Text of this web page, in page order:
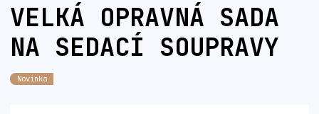
VELKÁ OPRAVNÁ SADA
NA SEDACÍ SOUPRAVY
Novinka